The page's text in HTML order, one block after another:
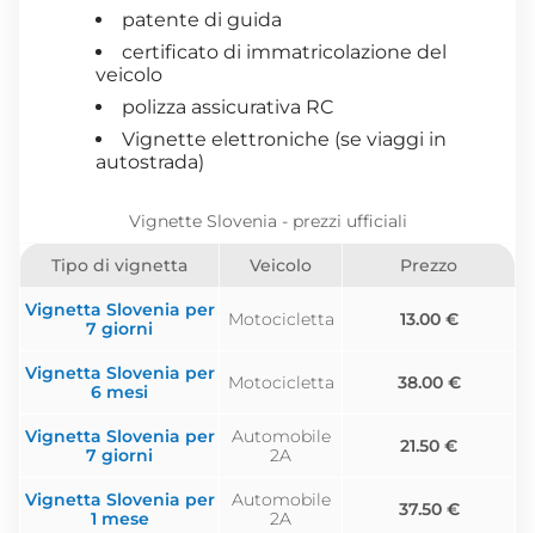
patente di guida
certificato di immatricolazione del
veicolo
polizza assicurativa RC
Vignette elettroniche (se viaggi in
autostrada)
Vignette Slovenia - prezzi ufficiali
Tipo di vignetta Veicolo Prezzo
Vignetta Slovenia per
7 giorni
Motocicletta 13.00 €
Vignetta Slovenia per
6 mesi
Motocicletta 38.00 €
Vignetta Slovenia per
7 giorni
Automobile
2A
21.50 €
Vignetta Slovenia per
1 mese
Automobile
2A
37.50 €